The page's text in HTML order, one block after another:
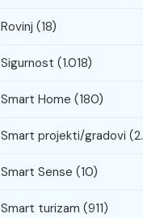
Rovinj (18)
Sigurnost (1.018)
Smart Home (180)
Smart projekti/gradovi
Smart Sense (10)
Smart turizam (911)